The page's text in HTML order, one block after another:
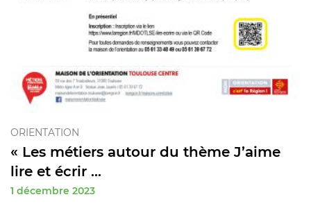
ORIENTATION
« Les métiers autour du thème J’aime
lire et écrir ...
1 décembre 2023